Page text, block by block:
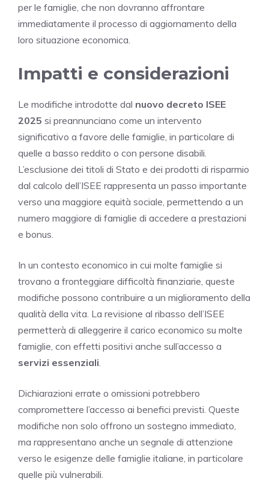
per le famiglie, che non dovranno affrontare
immediatamente il processo di aggiornamento della
loro situazione economica.
Impatti e considerazioni
Le modifiche introdotte dal nuovo decreto ISEE
2025 si preannunciano come un intervento
significativo a favore delle famiglie, in particolare di
quelle a basso reddito o con persone disabili.
L’esclusione dei titoli di Stato e dei prodotti di risparmio
dal calcolo dell’ISEE rappresenta un passo importante
verso una maggiore equità sociale, permettendo a un
numero maggiore di famiglie di accedere a prestazioni
e bonus.
In un contesto economico in cui molte famiglie si
trovano a fronteggiare difficoltà finanziarie, queste
modifiche possono contribuire a un miglioramento della
qualità della vita. La revisione al ribasso dell’ISEE
permetterà di alleggerire il carico economico su molte
famiglie, con effetti positivi anche sull’accesso a
servizi essenziali
Dichiarazioni errate o omissioni potrebbero
compromettere l’accesso ai benefici previsti. Queste
modifiche non solo offrono un sostegno immediato,
ma rappresentano anche un segnale di attenzione
verso le esigenze delle famiglie italiane, in particolare
quelle più vulnerabili.